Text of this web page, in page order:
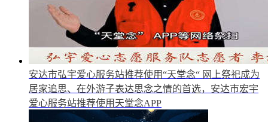
安达市弘宇爱心服务站推荐使用“天堂念“ 网上祭祀成为
居家追思、在外游子表达思念之情的首选，安达市宏宇
爱心服务站推荐使用天堂念APP